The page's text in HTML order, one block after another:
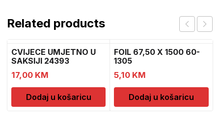
Related products
CVIJECE UMJETNO U
SAKSIJI 24393
CH52439
17,00 KM
Dodaj u košaricu
FOIL 67,50 X 1500 60-
1305
5,10 KM
Dodaj u košaricu